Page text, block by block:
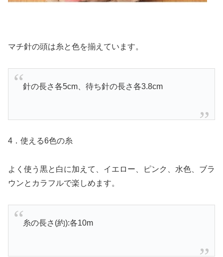
マチ針の頭は糸と色を揃えています。
針の長さ各5cm、待ち針の長さ各3.8cm
4．使える6色の糸
よく使う黒と白に加えて、イエロー、ピンク、水色、ブラ
ウンとカラフルで楽しめます。
糸の長さ(約):各10m